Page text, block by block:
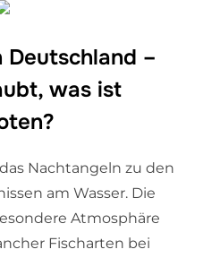
Deutschland –
was ist
Nachtangeln zu den
am Wasser. Die
Atmosphäre
Fischarten bei